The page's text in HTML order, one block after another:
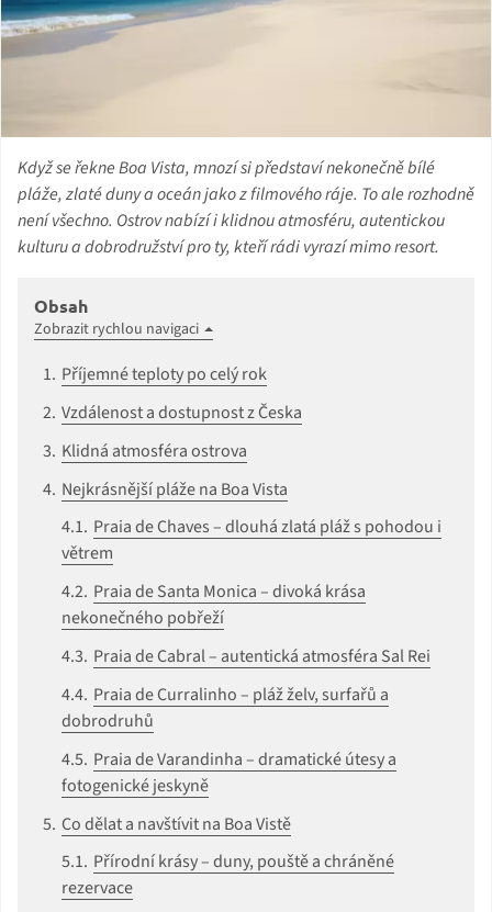
Když se řekne Boa Vista, mnozí si představí nekonečně bílé
pláže, zlaté duny a oceán jako z filmového ráje. To ale rozhodně
není všechno. Ostrov nabízí i klidnou atmosféru, autentickou
kulturu a dobrodružství pro ty, kteří rádi vyrazí mimo resort.
Obsah
Zobrazit rychlou navigaci
Příjemné teploty po celý rok
Vzdálenost a dostupnost z Česka
Klidná atmosféra ostrova
Nejkrásnější pláže na Boa Vista
Praia de Chaves – dlouhá zlatá pláž s pohodou i
větrem
Praia de Santa Monica – divoká krása
nekonečného pobřeží
Praia de Cabral – autentická atmosféra Sal Rei
Praia de Curralinho – pláž želv, surfařů a
dobrodruhů
Praia de Varandinha – dramatické útesy a
fotogenické jeskyně
Co dělat a navštívit na Boa Vistě
Přírodní krásy – duny, pouště a chráněné
rezervace